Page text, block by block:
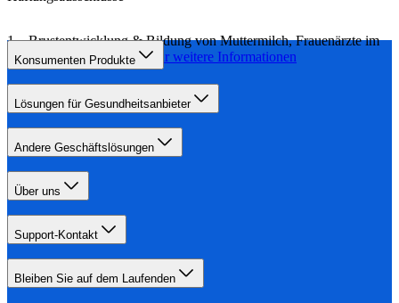
Brustentwicklung & Bildung von Muttermilch, Frauenärzte im
Netz Klicken Sie hier für weitere Informationen
Konsumenten Produkte
Lösungen für Gesundheitsanbieter
Andere Geschäftslösungen
Über uns
Support-Kontakt
Bleiben Sie auf dem Laufenden